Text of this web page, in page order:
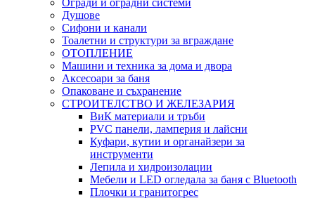
Душове
Сифони и канали
Тоалетни и структури за вграждане
ОТОПЛЕНИЕ
Машини и техника за дома и двора
Аксесоари за баня
Опаковане и съхранение
СТРОИТЕЛСТВО И ЖЕЛЕЗАРИЯ
ВиК материали и тръби
PVC панели, ламперия и лайсни
Куфари, кутии и органайзери за
инструменти
Лепила и хидроизолации
Мебели и LED огледала за баня с Bluetooth
Плочки и гранитогрес